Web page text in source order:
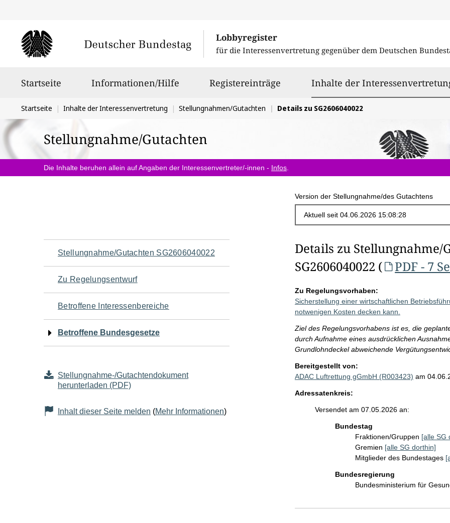
Lobbyregister
für die Interessenvertretung gegenüber dem Deutschen
Startseite Informationen/Hilfe Registereinträge Inhalte der
Sie
befinden
sich
hier:
Startseite Inhalte der Interessenvertretung Stellungnahmen/Gutachten Details zu SG2606040022
Stellungnahme/Gutachten
Die Inhalte beruhen allein auf Angaben der Interessenvertreter/-innen - Infos
Version der Stellungnahme/des Gutachtens
Navigation
für
den
Seiteninhalt
Stellungnahme/Gutachten SG2606040022
Zu Regelungsentwurf
Betroffene Interessenbereiche
Betroffene Bundesgesetze
Stellungnahme-/Gutachtendokument
herunterladen (PDF)
Inhalt dieser Seite melden (Mehr Informationen)
Details zu Stellungnahme/
SG2606040022 (
PDF - 7
Zu Regelungsvorhaben:
Sicherstellung einer wirtschaftlichen
notwenigen Kosten decken kann.
Ziel des Regelungsvorhabens ist es, die
durch Aufnahme eines ausdrücklichen
Grundlohndeckel abweichende
Bereitgestellt von:
ADAC Luftrettung gGmbH (R003423) am
Adressatenkreis:
Versendet am 07.05.2026 an:
Bundestag
Fraktionen/Gruppen [alle SG
Gremien [alle SG dorthin]
Mitglieder des Bundestages
Bundesregierung
Bundesministerium für